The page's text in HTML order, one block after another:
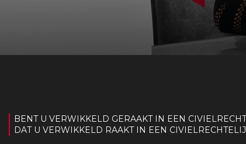
BENT U VERWIKKELD GERAAKT IN EEN
DAT U VERWIKKELD RAAKT IN EEN